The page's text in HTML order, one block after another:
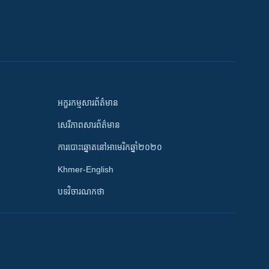
អក្ខរកម្មសារព័ត៌មាន
សេរីភាពសារព័ត៌មាន
ការបោះឆ្នោតនៅអាមេរិកឆ្នាំ២០២០
Khmer-English
បទវិចារណកថា